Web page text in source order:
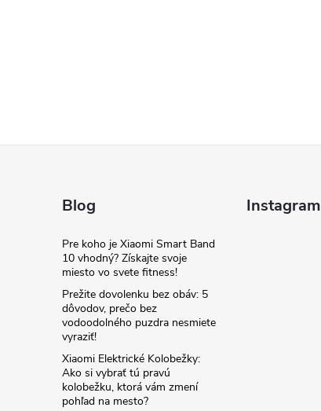
Blog
Pre koho je Xiaomi Smart Band
10 vhodný? Získajte svoje
miesto vo svete fitness!
Prežite dovolenku bez obáv: 5
dôvodov, prečo bez
vodoodolného puzdra nesmiete
vyraziť!
Xiaomi Elektrické Kolobežky:
Ako si vybrať tú pravú
kolobežku, ktorá vám zmení
pohľad na mesto?
Instagram